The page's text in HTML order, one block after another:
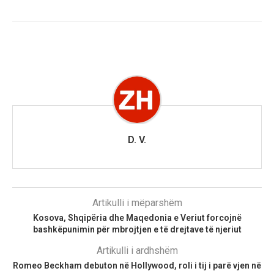
D. V.
Artikulli i mëparshëm
Kosova, Shqipëria dhe Maqedonia e Veriut forcojnë
bashkëpunimin për mbrojtjen e të drejtave të njeriut
Artikulli i ardhshëm
Romeo Beckham debuton në Hollywood, roli i tij i parë vjen në